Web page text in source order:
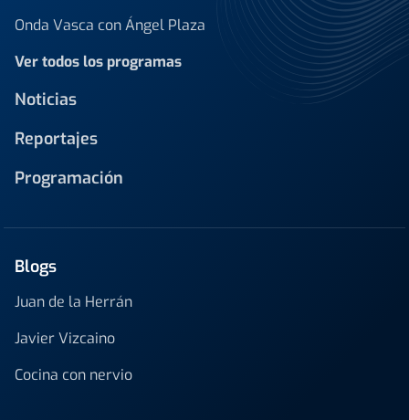
Onda Vasca con Ángel Plaza
Ver todos los programas
Noticias
Reportajes
Programación
Blogs
Juan de la Herrán
Javier Vizcaino
Cocina con nervio